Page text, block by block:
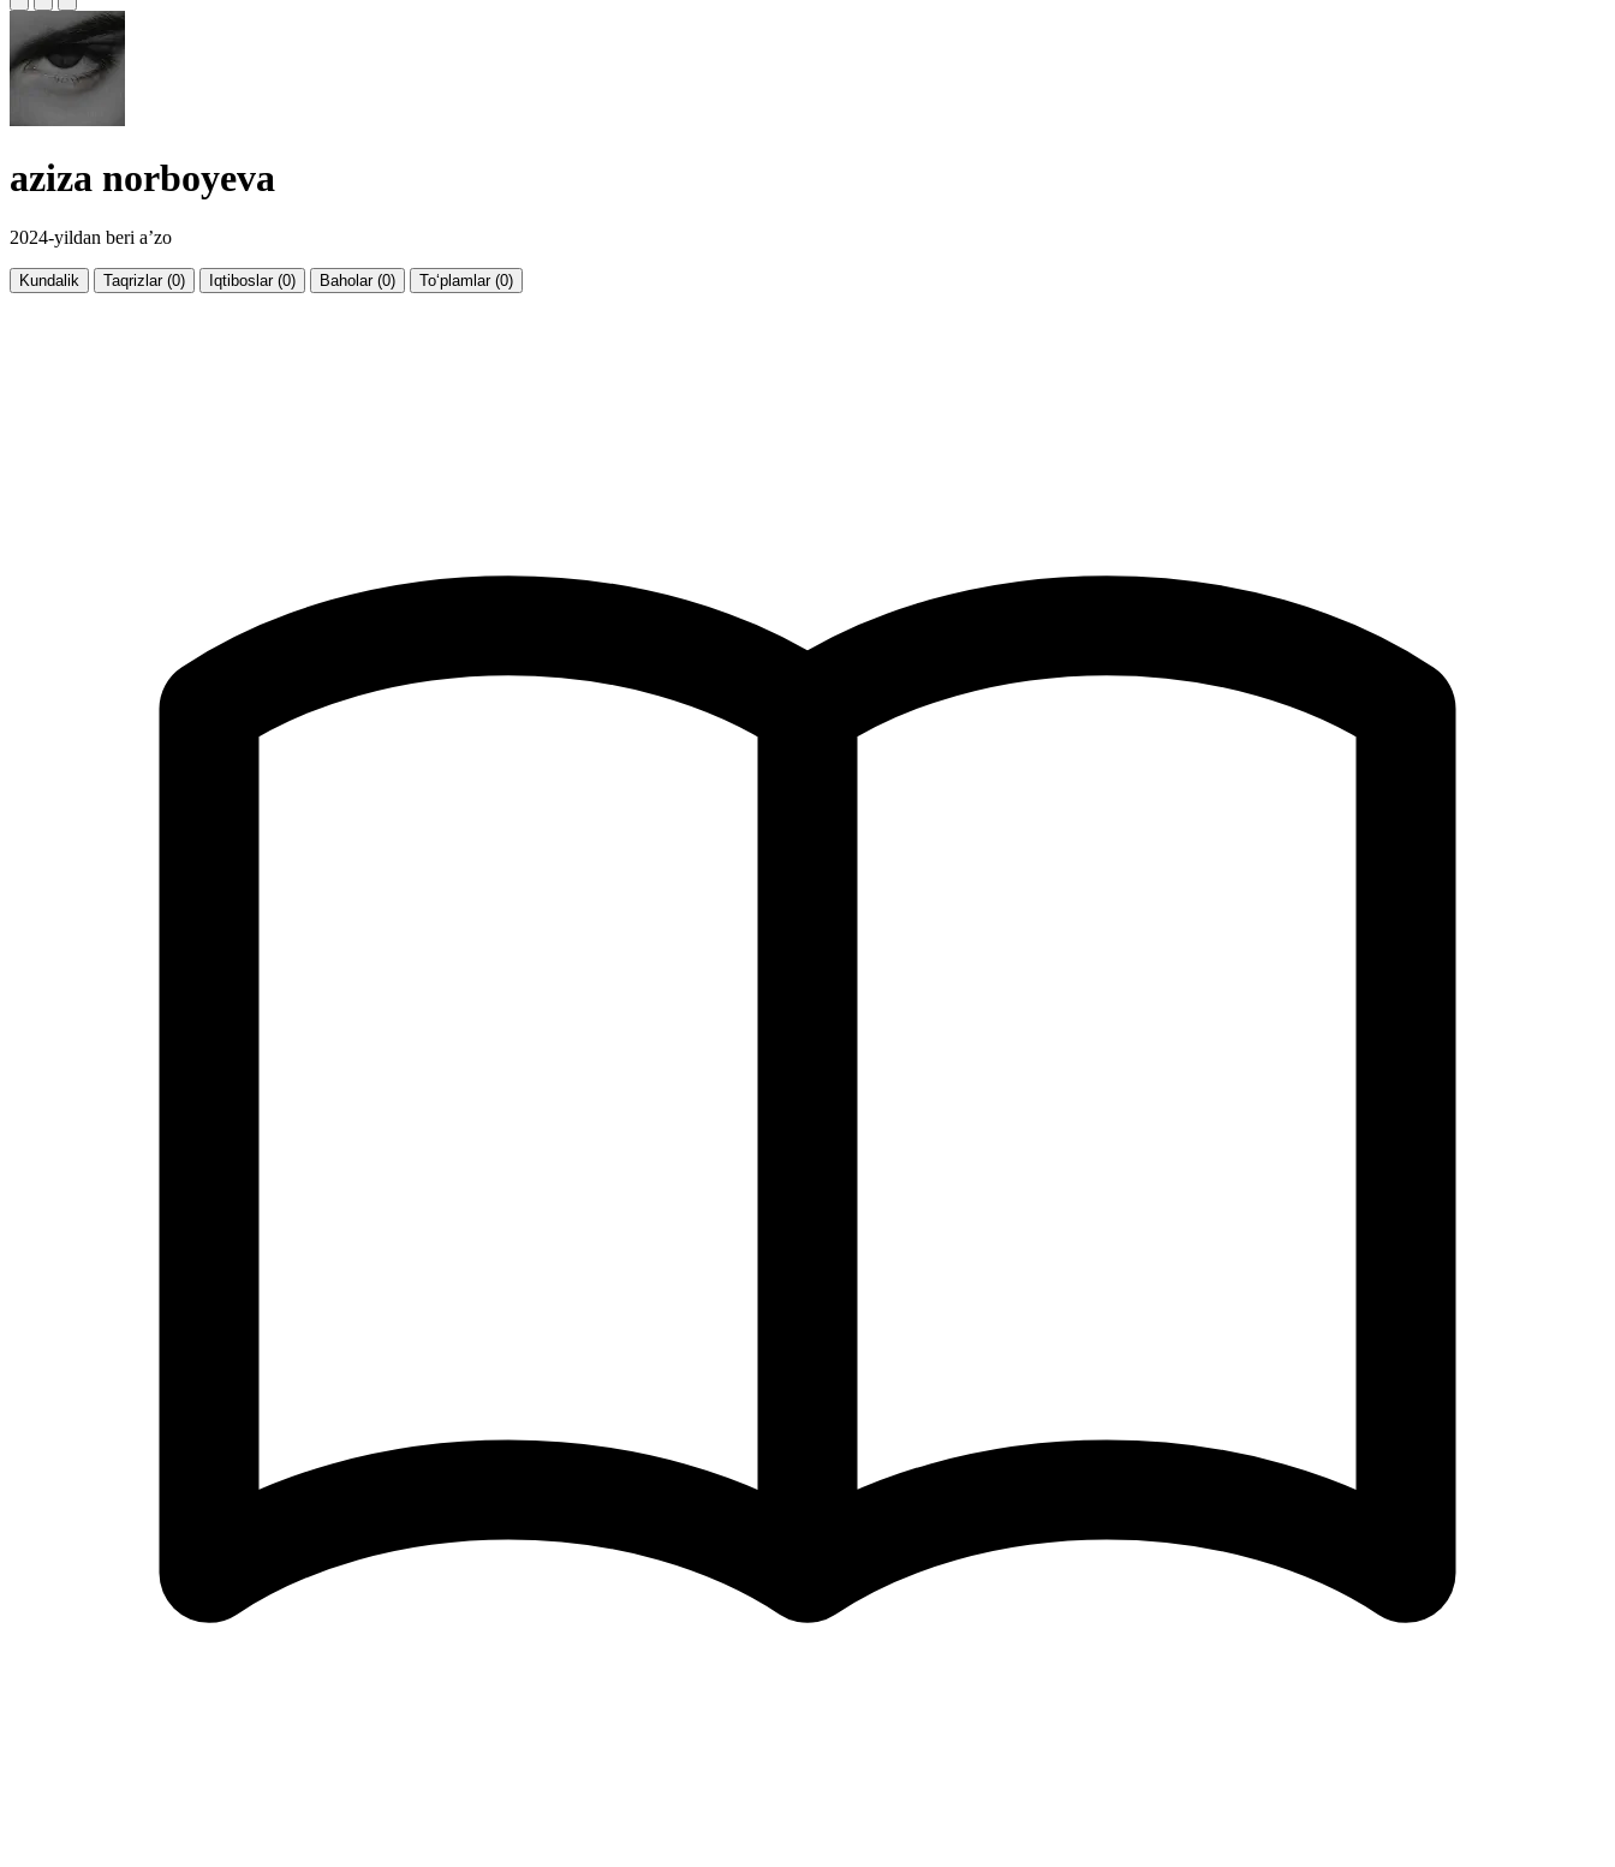
aziza norboyeva
2024-yildan beri a’zo
Kundalik Taqrizlar (0) Iqtiboslar (0) Baholar (0) To‘plamlar (0)